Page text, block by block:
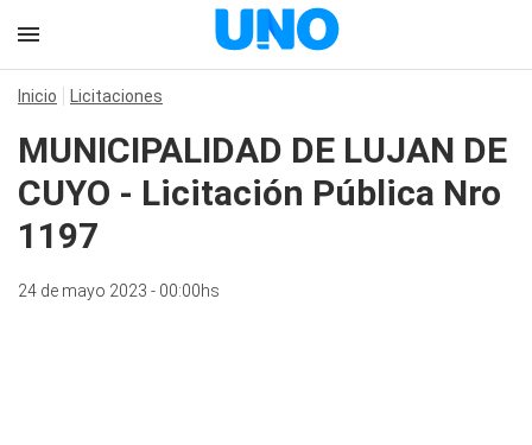
Inicio Licitaciones
MUNICIPALIDAD DE LUJAN DE
CUYO - Licitación Pública Nro
1197
24 de mayo 2023 - 00:00hs